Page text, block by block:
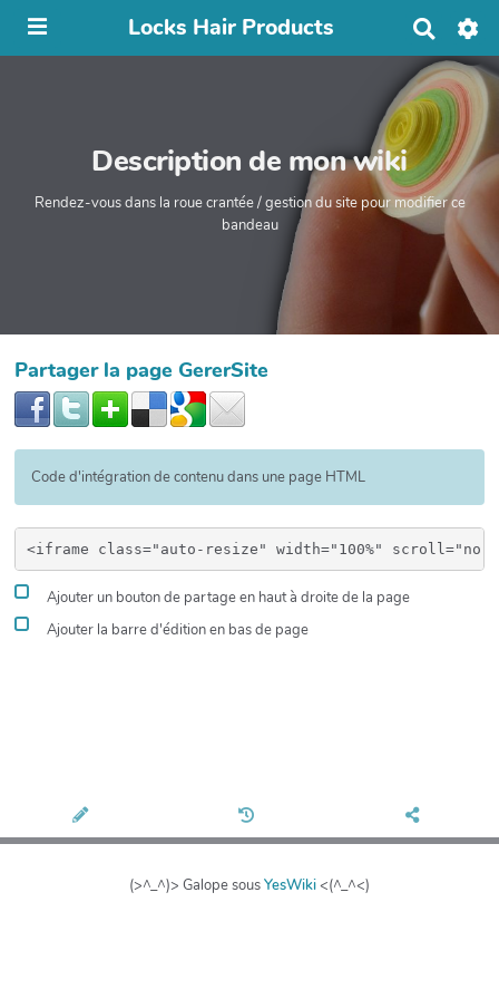
Locks Hair Products
c
h
e
r
c
h
e
Description de mon wiki
Rendez-vous dans la roue crantée / gestion du site pour modifier ce
bandeau
Partager la page GererSite
Code d'intégration de contenu dans une page HTML
Ajouter un bouton de partage en haut à droite de la page
Ajouter la barre d'édition en bas de page
(>^_^)> Galope sousYesWiki<(^_^<)